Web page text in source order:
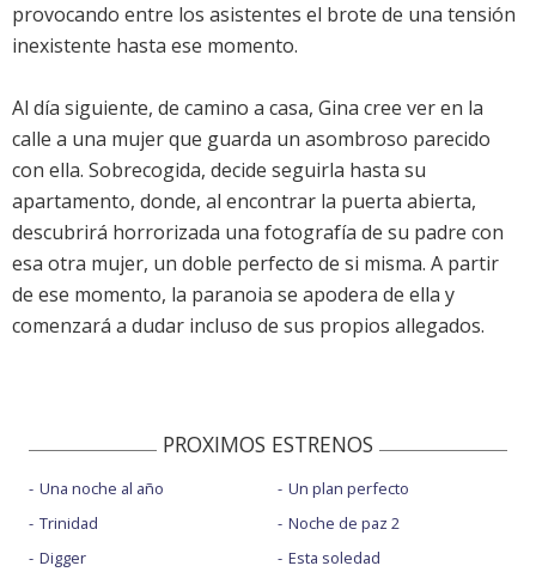
provocando entre los asistentes el brote de una tensión
inexistente hasta ese momento.
Al día siguiente, de camino a casa, Gina cree ver en la
calle a una mujer que guarda un asombroso parecido
con ella. Sobrecogida, decide seguirla hasta su
apartamento, donde, al encontrar la puerta abierta,
descubrirá horrorizada una fotografía de su padre con
esa otra mujer, un doble perfecto de si misma. A partir
de ese momento, la paranoia se apodera de ella y
comenzará a dudar incluso de sus propios allegados.
PROXIMOS ESTRENOS
Una noche al año
Trinidad
Digger
Un plan perfecto
Noche de paz 2
Esta soledad